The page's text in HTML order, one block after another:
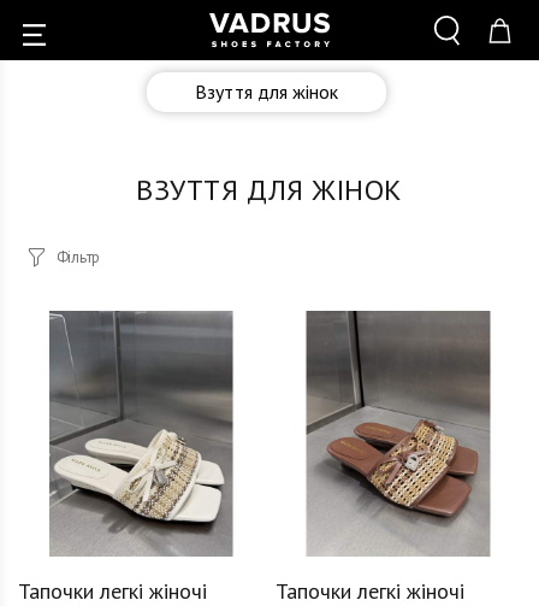
Взуття для жінок
ВЗУТТЯ ДЛЯ ЖІНОК
Фільтр
Тапочки легкі жіночі
Тапочки легкі жіночі